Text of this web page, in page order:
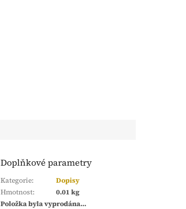
Doplňkové parametry
Kategorie:
Dopisy
Hmotnost:
0.01 kg
Položka byla vyprodána…